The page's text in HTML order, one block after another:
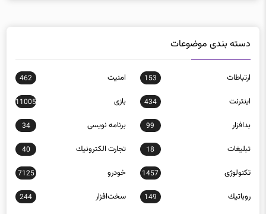
دسته بندی موضوعات
ارتباطات 153 امنيت 462
اينترنت 434 بازی 11005
بدافزار 99 برنامه نويسی 34
تبلیغات 18 تجارت الكترونيك 40
تکنولوژی 1457 خودرو 7125
روباتيك 149 سخت‌افزار 244